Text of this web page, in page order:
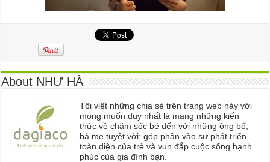
About NHƯ HÀ
Tôi viết những chia sẻ trên trang web này với
mong muốn duy nhất là mang những kiến
thức về chăm sóc bé đến với những ông bố,
bà mẹ tuyệt vời; góp phần vào sự phát triển
toàn diện của trẻ và vun đắp cuộc sống hạnh
phúc của gia đình bạn.